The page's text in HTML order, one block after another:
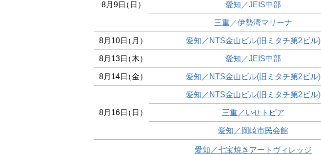
8月9日（日） 愛知／JEIS中部
三重／伊勢湾マリーナ
8月10日（月） 愛知／NTS金山ビル(旧ミタチ第2ビル)
8月13日（木） 愛知／JEIS中部
8月14日（金） 愛知／NTS金山ビル(旧ミタチ第2ビル)
8月16日（日）
愛知／NTS金山ビル(旧ミタチ第2ビル)
三重／いせトピア
愛知／岡崎市民会館
愛知／七宝焼きアートヴィレッジ